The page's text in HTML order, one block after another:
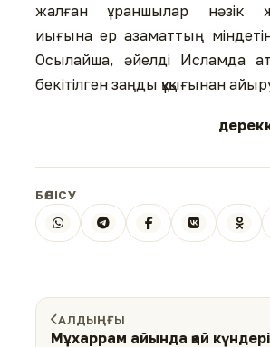
жалған ұраншылар нәзік
иығына ер азаматтың
Осылайша, әйелді Исламда
бекітілген заңды құқығынан
БӨЛІСУ
АЛДЫҢҒЫ
Мұхаррам айында қай